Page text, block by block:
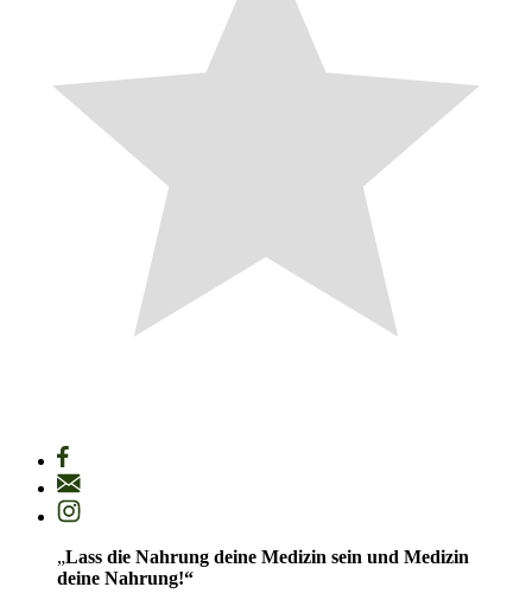
„Lass die Nahrung deine Medizin sein und Medizin
deine Nahrung!“